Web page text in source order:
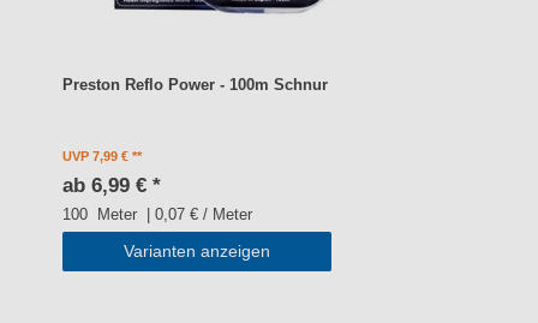
Preston Reflo Power - 100m Schnur
UVP 7,99 €
ab 6,99 € *
100 Meter | 0,07 € / Meter
Varianten anzeigen